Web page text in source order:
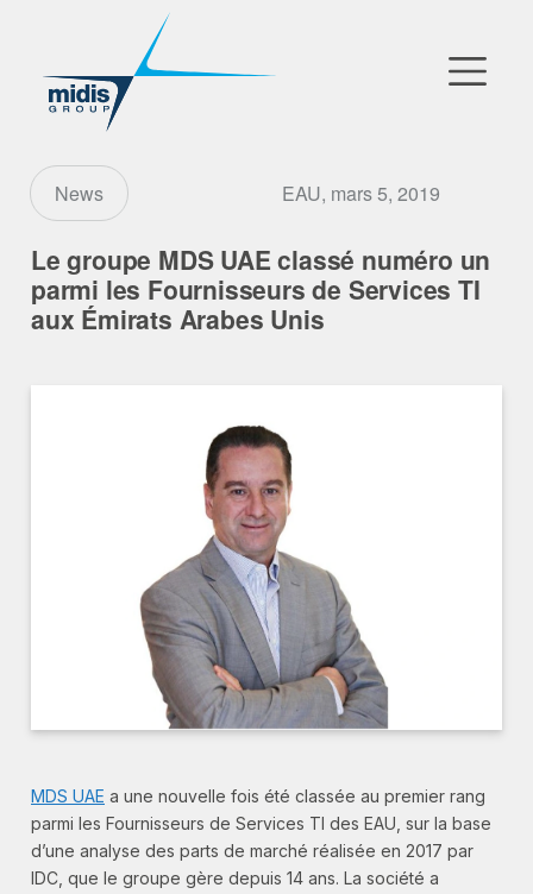
Go to Market
Partenaires Technologiques
Notre Entreprise
News EAU, mars 5, 2019
Le groupe MDS UAE classé numéro un
parmi les Fournisseurs de Services TI
aux Émirats Arabes Unis
MDS UAE a une nouvelle fois été classée au premier rang
parmi les Fournisseurs de Services TI des EAU, sur la base
d’une analyse des parts de marché réalisée en 2017 par
IDC, que le groupe gère depuis 14 ans. La société a